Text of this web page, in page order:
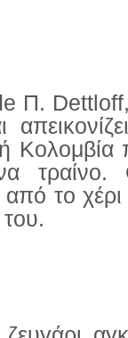
Π. Dettloff,
Κολομβία
τραίνο.
το